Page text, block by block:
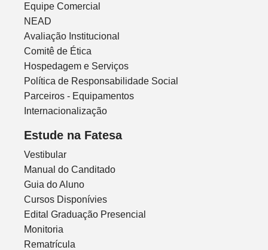
Equipe Comercial
NEAD
Avaliação Institucional
Comitê de Ética
Hospedagem e Serviços
Política de Responsabilidade Social
Parceiros - Equipamentos
Internacionalização
Estude na Fatesa
Vestibular
Manual do Canditado
Guia do Aluno
Cursos Disponívies
Edital Graduação Presencial
Monitoria
Rematrícula